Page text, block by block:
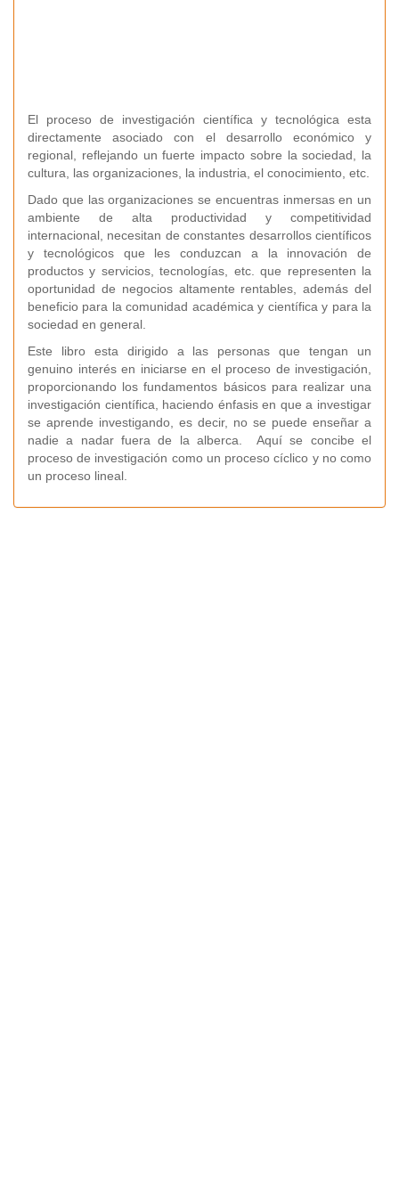
El proceso de investigación científica y tecnológica esta
directamente asociado con el desarrollo económico y
regional, reflejando un fuerte impacto sobre la sociedad, la
cultura, las organizaciones, la industria, el conocimiento, etc.
Dado que las organizaciones se encuentras inmersas en un
ambiente de alta productividad y competitividad
internacional, necesitan de constantes desarrollos científicos
y tecnológicos que les conduzcan a la innovación de
productos y servicios, tecnologías, etc. que representen la
oportunidad de negocios altamente rentables, además del
beneficio para la comunidad académica y científica y para la
sociedad en general.
Este libro esta dirigido a las personas que tengan un
genuino interés en iniciarse en el proceso de investigación,
proporcionando los fundamentos básicos para realizar una
investigación científica, haciendo énfasis en que a investigar
se aprende investigando, es decir, no se puede enseñar a
nadie a nadar fuera de la alberca. Aquí se concibe el
proceso de investigación como un proceso cíclico y no como
un proceso lineal.